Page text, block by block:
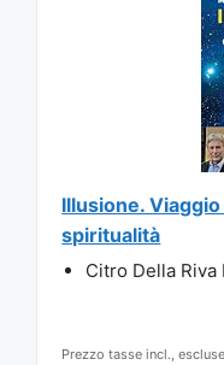
Illusione.
spiritualità
Citro Della Riva
Prezzo tasse incl.,